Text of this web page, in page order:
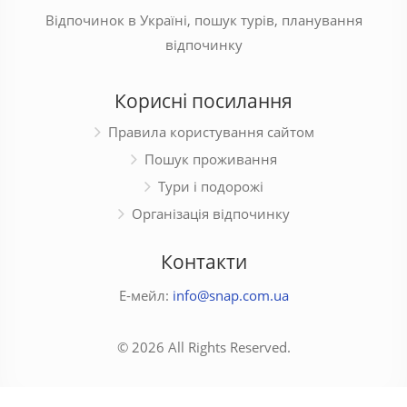
Відпочинок в Україні, пошук турів, планування
відпочинку
Корисні посилання
Правила користування сайтом
Пошук проживання
Тури і подорожі
Організація відпочинку
Контакти
Е-мейл: info@snap.com.ua
© 2026 All Rights Reserved.